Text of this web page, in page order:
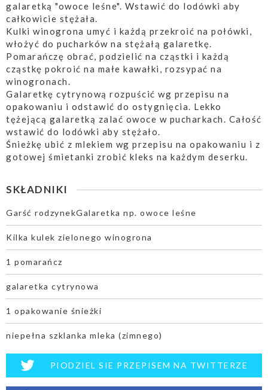
galaretką "owoce leśne". Wstawić do lodówki aby
całkowicie stężała.
Kulki winogrona umyć i każdą przekroić na połówki,
włożyć do pucharków na stężałą galaretkę.
Pomarańczę obrać, podzielić na cząstki i każdą
cząstkę pokroić na małe kawałki, rozsypać na
winogronach.
Galaretkę cytrynową rozpuścić wg przepisu na
opakowaniu i odstawić do ostygnięcia. Lekko
tężejącą galaretką zalać owoce w pucharkach. Całość
wstawić do lodówki aby stężało.
Śnieżkę ubić z mlekiem wg przepisu na opakowaniu i z
gotowej śmietanki zrobić kleks na każdym deserku.
SKŁADNIKI
Garść rodzynekGalaretka np. owoce leśne
Kilka kulek zielonego winogrona
1 pomarańcz
galaretka cytrynowa
1 opakowanie śnieżki
niepełna szklanka mleka (zimnego)
PIODZIEL SIE PRZEPISEM NA TWITTERZE